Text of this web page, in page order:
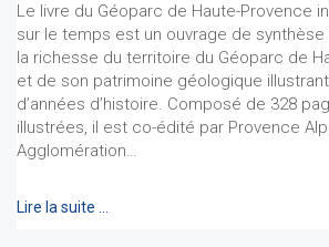
Le livre du Géoparc de Haute-Provence
sur le temps est un ouvrage de
la richesse du territoire du Géoparc de
et de son patrimoine géologique
d’années d’histoire. Composé de 328
illustrées, il est co-édité par Provence
Agglomération…
Lire la suite …